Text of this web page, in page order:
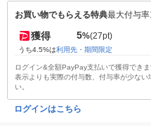
お買い物でもらえる特典最大付与
獲得 5%(27pt)
うち4.5%は利用先・期間限定
ログイン&全額PayPay支払いで獲得でき
表示よりも実際の付与数、付与率が少な
い。
ログインはこちら